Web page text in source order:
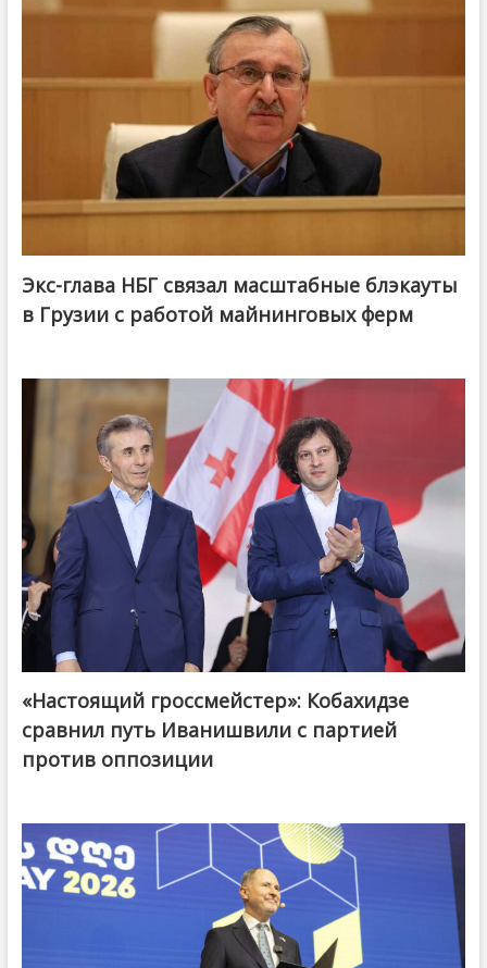
Экс-глава НБГ связал масштабные блэкауты
в Грузии с работой майнинговых ферм
@ქართული ოცნება / Georgian Dream
«Настоящий гроссмейстер»: Кобахидзе
сравнил путь Иванишвили с партией
против оппозиции